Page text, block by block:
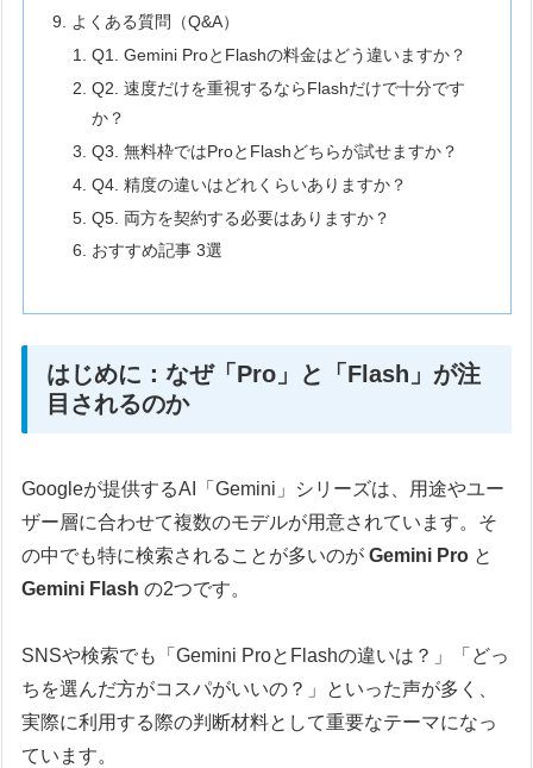
よくある質問（Q&A）
Q1. Gemini ProとFlashの料金はどう違いますか？
Q2. 速度だけを重視するならFlashだけで十分です
か？
Q3. 無料枠ではProとFlashどちらが試せますか？
Q4. 精度の違いはどれくらいありますか？
Q5. 両方を契約する必要はありますか？
おすすめ記事 3選
はじめに：なぜ「Pro」と「Flash」が注
目されるのか
Googleが提供するAI「Gemini」シリーズは、用途やユー
ザー層に合わせて複数のモデルが用意されています。そ
の中でも特に検索されることが多いのがGemini Pro と
Gemini Flash の2つです。
SNSや検索でも「Gemini ProとFlashの違いは？」「どっ
ちを選んだ方がコスパがいいの？」といった声が多く、
実際に利用する際の判断材料として重要なテーマになっ
ています。